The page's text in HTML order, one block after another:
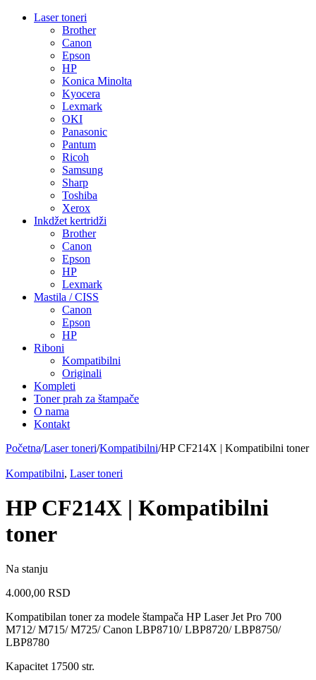
Laser toneri
Brother
Canon
Epson
HP
Konica Minolta
Kyocera
Lexmark
OKI
Panasonic
Pantum
Ricoh
Samsung
Sharp
Toshiba
Xerox
Inkdžet kertridži
Brother
Canon
Epson
HP
Lexmark
Mastila / CISS
Canon
Epson
HP
Riboni
Kompatibilni
Originali
Kompleti
Toner prah za štampače
O nama
Kontakt
Početna/Laser toneri/Kompatibilni/HP CF214X | Kompatibilni toner
Kompatibilni, Laser toneri
HP CF214X | Kompatibilni
toner
Na stanju
4.000,00 RSD
Kompatibilan toner za modele štampača HP Laser Jet Pro 700
M712/ M715/ M725/ Canon LBP8710/ LBP8720/ LBP8750/
LBP8780
Kapacitet 17500 str.